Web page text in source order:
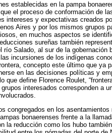
establecidas en la pampa
el proceso de conformación de
intereses y expectativas creados
Aires y por los mismos grupos
en muchos aspectos se
sureñas también
Salado, al sur de la gobernación
incursiones de los indígenas
concepto este último que ya
en las decisiones políticas y
define Florence Roulet,
interesados corresponden a
congregados en los
bonaerenses frente a la
la reducción como los hubo